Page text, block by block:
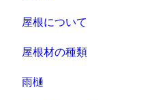
屋根について
屋根材の種類
雨樋